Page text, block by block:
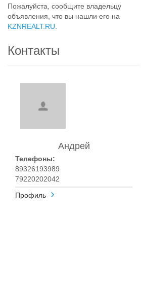
Пожалуйста, сообщите владельцу
объявления, что вы нашли его на
KZNREALT.RU
Контакты
Андрей
Телефоны:
89326193989
79220202042
Профиль